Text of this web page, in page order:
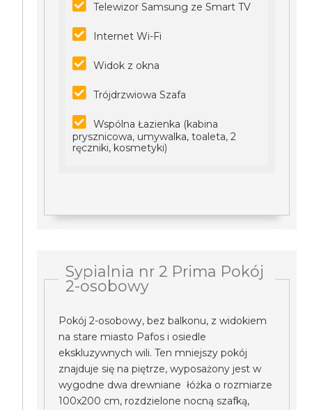
Telewizor Samsung ze Smart TV
Internet Wi-Fi
Widok z okna
Trójdrzwiowa Szafa
Wspólna Łazienka (kabina
prysznicowa, umywalka, toaleta, 2
ręczniki, kosmetyki)
Sypialnia nr 2 Prima Pokój
2-osobowy
Pokój 2-osobowy, bez balkonu, z widokiem
na stare miasto Pafos i osiedle
ekskluzywnych wili. Ten mniejszy pokój
znajduje się na piętrze, wyposażony jest w
wygodne dwa drewniane łóżka o rozmiarze
100x200 cm, rozdzielone nocną szafką,